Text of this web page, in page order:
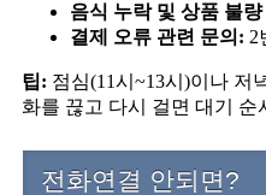
음식 누락 및 상품 불
결제 오류 관련 문의: 2
팁: 점심(11시~13시)이나 저
화를 끊고 다시 걸면 대기
전화연결 안되면?